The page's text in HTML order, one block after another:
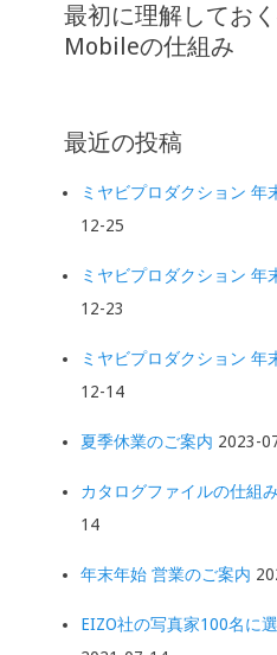
最初に理解してお
Mobileの仕組み
最近の投稿
ミヤビプロダクション 年
12-25
ミヤビプロダクション 年
12-23
ミヤビプロダクション 年
12-14
夏季休業のご案内 2023-
カタログファイルの仕組
14
年末年始 営業のご案内
EIZO社の写真家100名に